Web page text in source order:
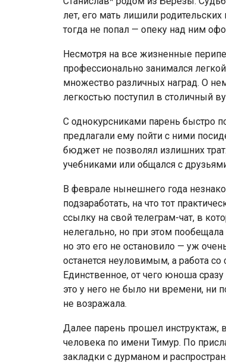
лет, его мать лишили родительских
тогда не попал — опеку над ним
Несмотря на все жизненные
профессионально занимался
множество различных наград. О
легкостью поступил в столичный
С однокурсниками парень быстро
предлагали ему пойти с ними
бюджет не позволял излишних
учебниками или общался с
В феврале нынешнего года
подзаработать, на что тот
ссылку на свой телеграм-чат, в
нелегально, но при этом
но это его не остановило — уж
останется неуловимым, а работа
Единственное, от чего юноша
это у него не было ни времени, ни
не возражала.
Далее парень прошел инструктаж,
человека по имени Тимур. По
закладки с дурманом и